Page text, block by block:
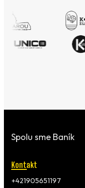
Spolu sme Baník
Kontakt
+421905651197